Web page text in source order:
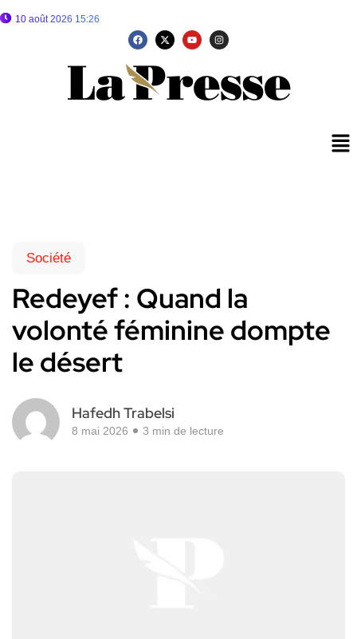
10 août 2026 15:26
Société
Redeyef : Quand la
volonté féminine dompte
le désert
Hafedh Trabelsi
8 mai 2026 3 min de lecture